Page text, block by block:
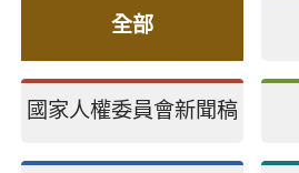
全部
國家人權委員會新聞稿